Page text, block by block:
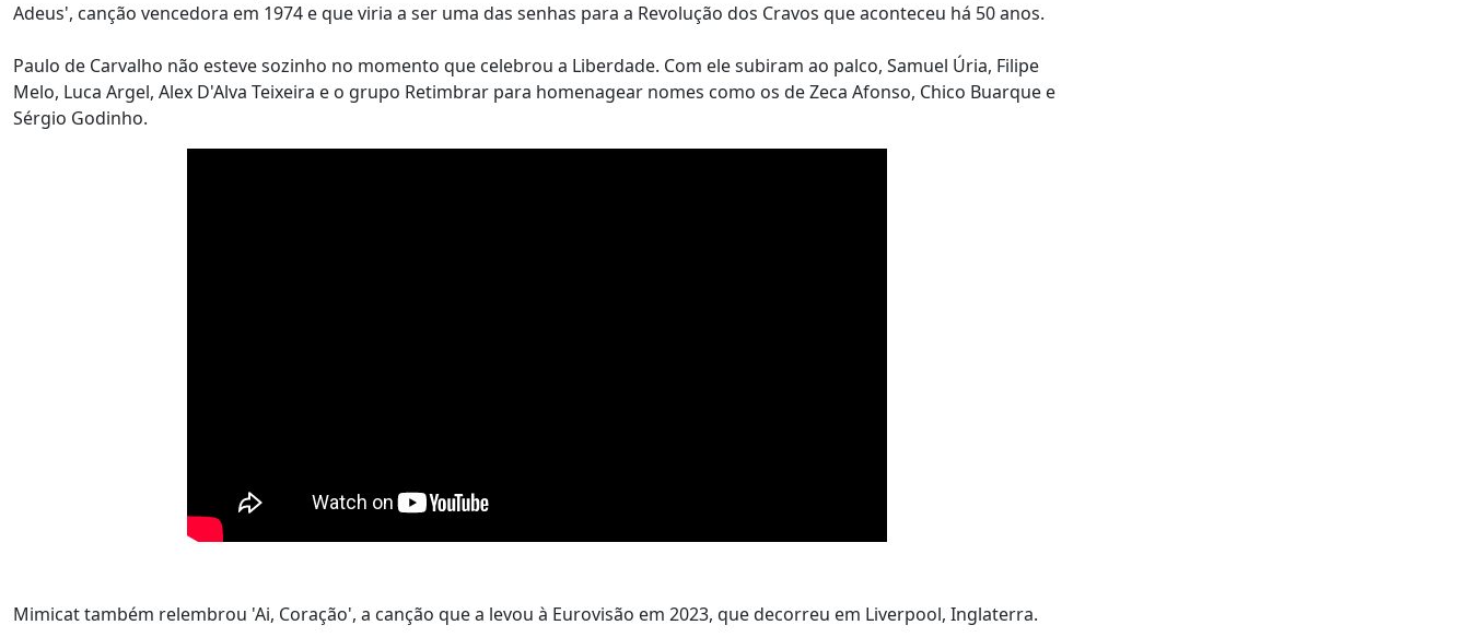
Adeus', canção vencedora em 1974 e que viria a ser uma das senhas para a Revolução dos Cravos que aconteceu há 50 anos.
Paulo de Carvalho não esteve sozinho no momento que celebrou a Liberdade. Com ele subiram ao palco, Samuel Úria, Filipe
Melo, Luca Argel, Alex D'Alva Teixeira e o grupo Retimbrar para homenagear nomes como os de Zeca Afonso, Chico Buarque e
Sérgio Godinho.
Mimicat também relembrou 'Ai, Coração', a canção que a levou à Eurovisão em 2023, que decorreu em Liverpool, Inglaterra.